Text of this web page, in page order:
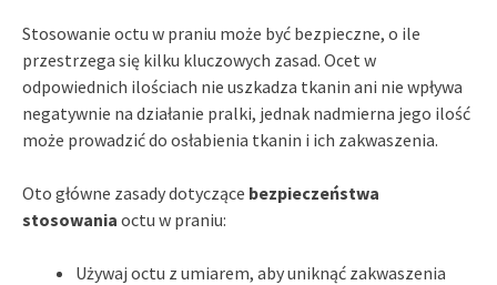
Stosowanie octu w praniu może być bezpieczne, o ile
przestrzega się kilku kluczowych zasad. Ocet w
odpowiednich ilościach nie uszkadza tkanin ani nie wpływa
negatywnie na działanie pralki, jednak nadmierna jego ilość
może prowadzić do osłabienia tkanin i ich zakwaszenia.
Oto główne zasady dotyczące bezpieczeństwa
stosowania octu w praniu:
Używaj octu z umiarem, aby uniknąć zakwaszenia